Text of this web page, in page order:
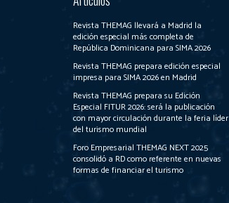
Revista THEMAG llevará a Madrid la
edición especial más completa de
República Dominicana para SIMA 2026
Revista THEMAG prepara edición especial
impresa para SIMA 2026 en Madrid
Revista THEMAG prepara su Edición
Especial FITUR 2026: será la publicación
con mayor circulación durante la feria líder
del turismo mundial
Foro Empresarial THEMAG NEXT 2025
consolidó a RD como referente en nuevas
formas de financiar el turismo